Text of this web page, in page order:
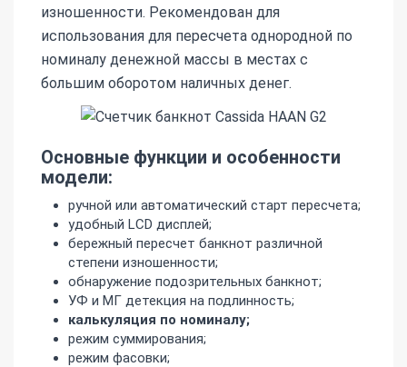
изношенности. Рекомендован для
использования для пересчета однородной по
номиналу денежной массы в местах с
большим оборотом наличных денег.
Основные функции и особенности
модели:
ручной или автоматический старт пересчета;
удобный LCD дисплей;
бережный пересчет банкнот различной
степени изношенности;
обнаружение подозрительных банкнот;
УФ и МГ детекция на подлинность;
калькуляция по номиналу;
режим суммирования;
режим фасовки;